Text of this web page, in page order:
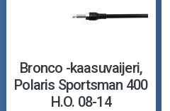
Bronco -kaasuvaijeri,
Polaris Sportsman 400
H.O. 08-14